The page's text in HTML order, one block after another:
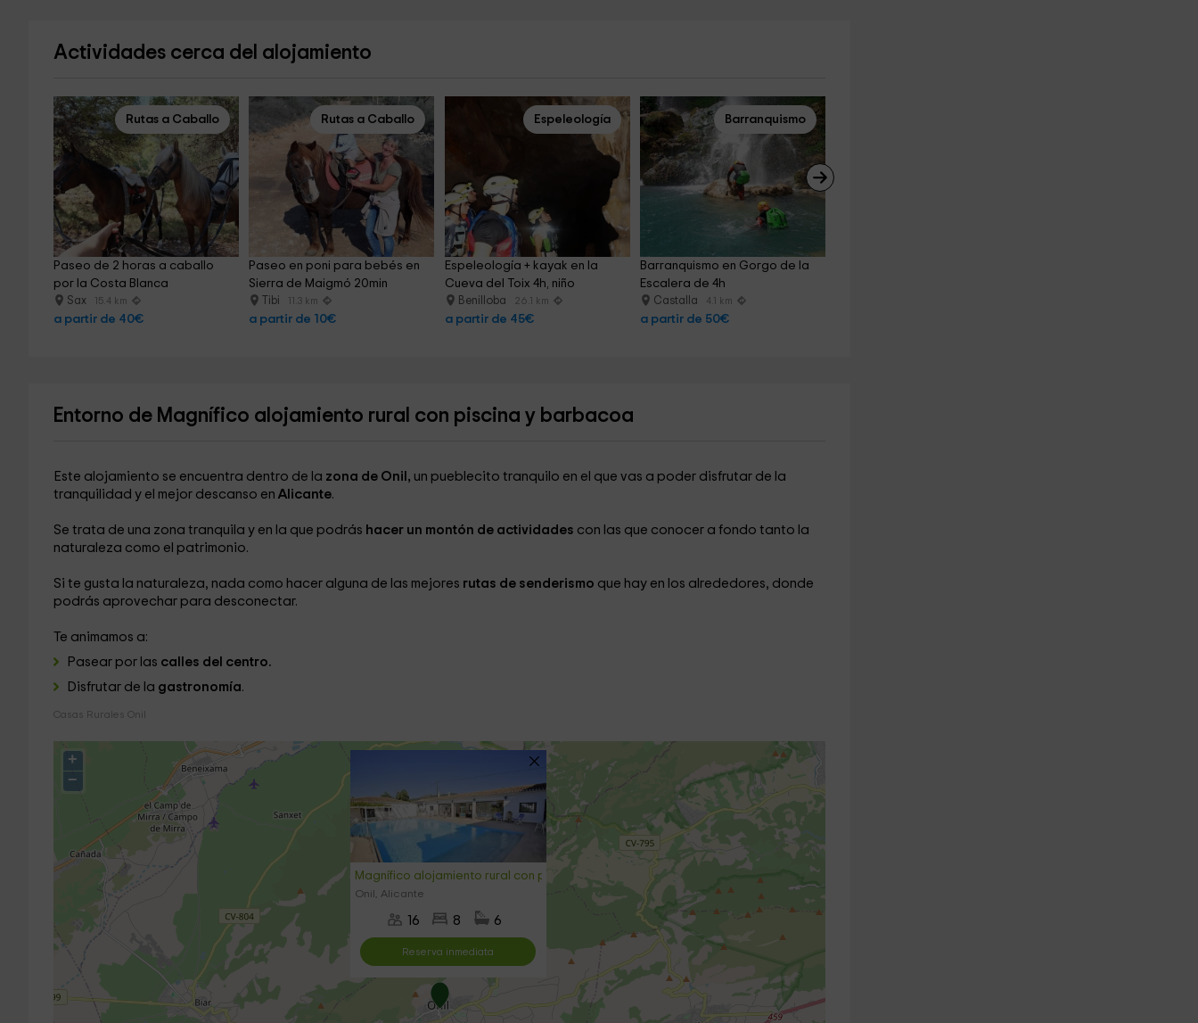
Actividades cerca del alojamiento
Rutas a Caballo
Paseo de 2 horas a caballo
por la Costa Blanca
Sax 15.4 km
a partir de 40€
Rutas a Caballo
Paseo en poni para bebés en
Sierra de Maigmó 20min
Tibi 11.3 km
a partir de 10€
Espeleología
Espeleología + kayak en la
Cueva del Toix 4h, niño
Benilloba 26.1 km
a partir de 45€
Barranquismo
Barranquismo en Gorgo de la
Escalera de 4h
Castalla 4.1 km
a partir de 50€
Entorno de Magnífico alojamiento rural con piscina y barbacoa
Este alojamiento se encuentra dentro de la zona de Onil, un pueblecito tranquilo en el que vas a poder disfrutar de la
tranquilidad y el mejor descanso en Alicante.
Se trata de una zona tranquila y en la que podrás hacer un montón de actividades con las que conocer a fondo tanto la
naturaleza como el patrimonio.
Si te gusta la naturaleza, nada como hacer alguna de las mejores rutas de senderismo que hay en los alrededores, donde
podrás aprovechar para desconectar.
Te animamos a:
Pasear por las calles del centro.
Disfrutar de la gastronomía.
Casas Rurales Onil
Magnífico alojamiento rural con piscina y barbacoa
Onil, Alicante
16 8 6
Reserva inmediata
+
−